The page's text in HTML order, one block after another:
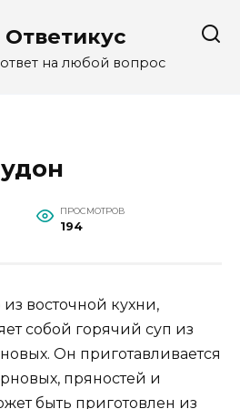
Ответикус
ответ на любой вопрос
ПРОСМОТРОВ
194
восточной кухни,
собой горячий суп из
Он приготавливается
пряностей и
быть приготовлен из